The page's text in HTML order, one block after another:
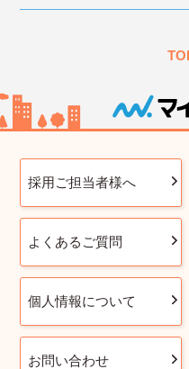
採用ご担当者様へ
よくあるご質問
個人情報について
お問い合わせ